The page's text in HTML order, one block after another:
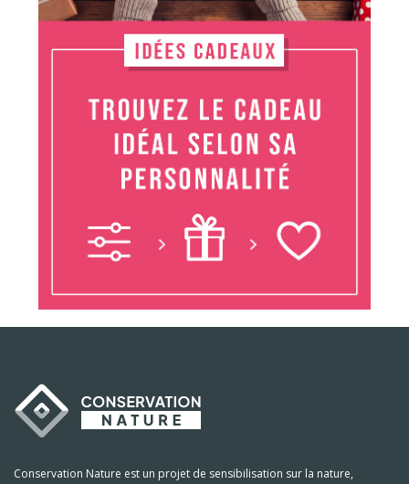
Conservation Nature est un projet de sensibilisation sur la nature,